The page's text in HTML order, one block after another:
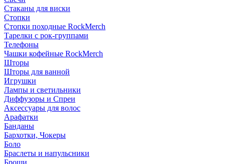
Стаканы для виски
Стопки
Стопки походные RockMerch
Тарелки с рок-группами
Телефоны
Чашки кофейные RockMerch
Шторы
Шторы для ванной
Игрушки
Лампы и светильники
Диффузоры и Спреи
Аксессуары для волос
Арафатки
Банданы
Бархотки, Чокеры
Боло
Браслеты и напульсники
Броши